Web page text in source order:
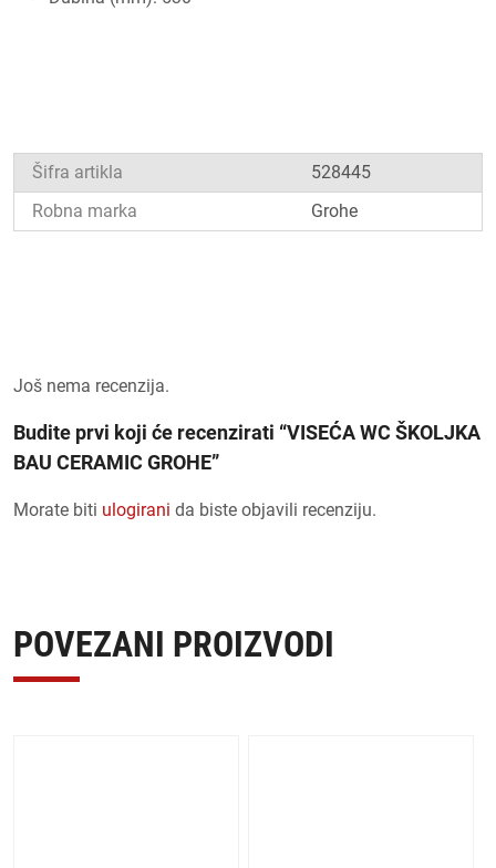
Šifra artikla
528445
Robna marka
Grohe
Još nema recenzija.
Budite prvi koji će recenzirati “VISEĆA WC ŠKOLJKA
BAU CERAMIC GROHE”
Morate biti ulogirani da biste objavili recenziju.
POVEZANI PROIZVODI